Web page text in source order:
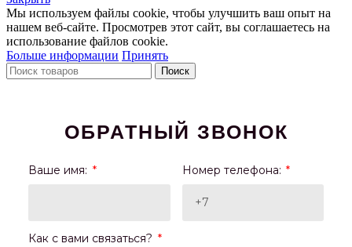
Мы используем файлы cookie, чтобы улучшить ваш опыт на
нашем веб-сайте. Просмотрев этот сайт, вы соглашаетесь на
использование файлов cookie.
Больше информации Принять
Поиск
ОБРАТНЫЙ ЗВОНОК
Ваше имя: Номер телефона:
Как с вами связаться?